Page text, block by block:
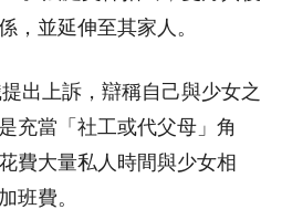
，並延伸至其家人。
出上訴，辯稱自己與少女之
充當「社工或代父母」角
費大量私人時間與少女相
班費。